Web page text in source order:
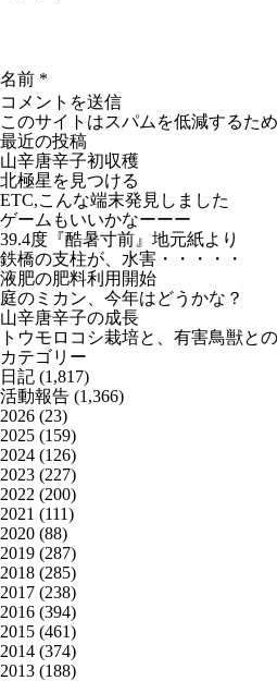
名前 *
このサイトはスパムを低減するた
最近の投稿
山辛唐辛子初収穫
北極星を見つける
ETC,こんな端末発見しました
ゲームもいいかなーーー
39.4度『酷暑寸前』地元紙より
鉄橋の支柱が、水害・・・・・
液肥の肥料利用開始
庭のミカン、今年はどうかな？
山辛唐辛子の成長
トウモロコシ栽培と、有害鳥獣と
カテゴリー
日記 (1,817)
活動報告 (1,366)
2026 (23)
2025 (159)
2024 (126)
2023 (227)
2022 (200)
2021 (111)
2020 (88)
2019 (287)
2018 (285)
2017 (238)
2016 (394)
2015 (461)
2014 (374)
2013 (188)